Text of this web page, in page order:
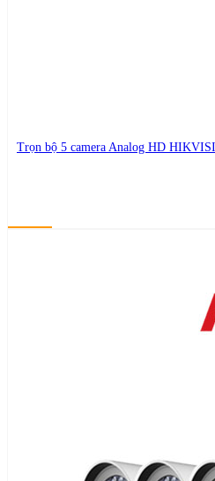
Trọn bộ 5 camera Analog HD